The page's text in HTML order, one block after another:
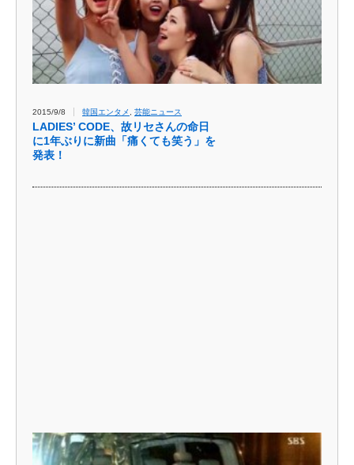
2015/9/8 韓国エンタメ 芸能ニュース
LADIES’ CODE、故リセさんの命日
に1年ぶりに新曲「痛くても笑う」を
発表！